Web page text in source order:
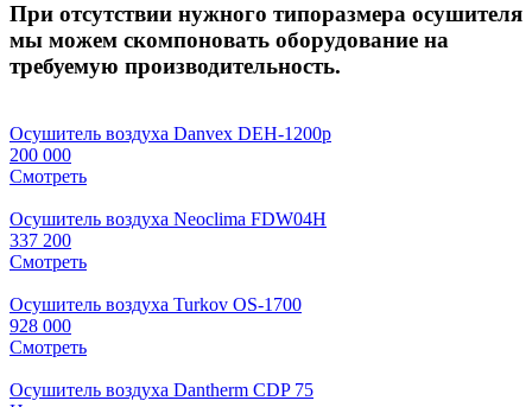
При отсутствии нужного типоразмера осушителя
мы можем скомпоновать оборудование на
требуемую производительность.
Осушитель воздуха Danvex DEH-1200p
200 000
Смотреть
Осушитель воздуха Neoclima FDW04H
337 200
Смотреть
Осушитель воздуха Turkov OS-1700
928 000
Смотреть
Осушитель воздуха Dantherm CDP 75